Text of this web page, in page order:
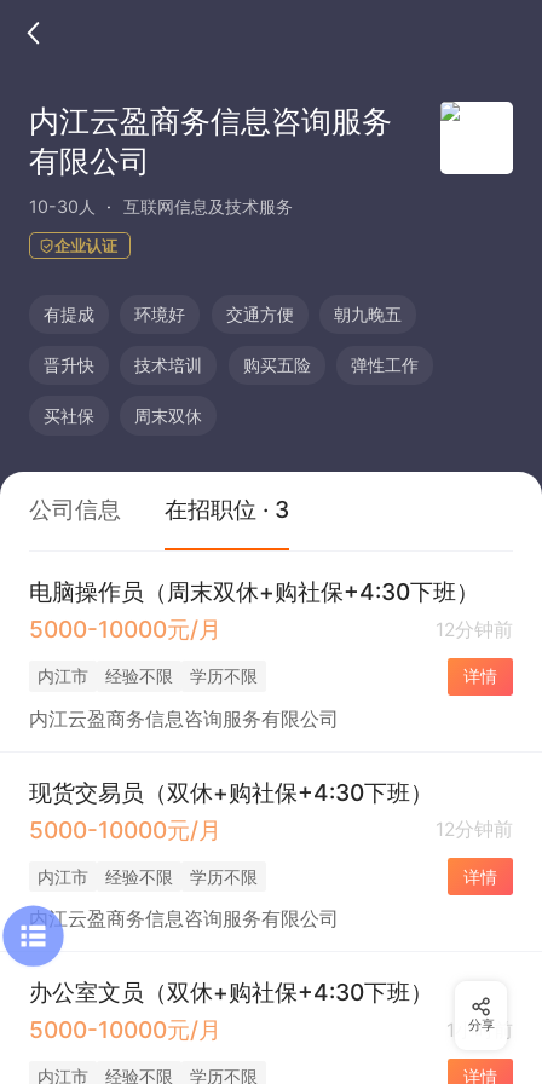
内江云盈商务信息咨询服务
有限公司
10-30人 互联网信息及技术服务
企业认证
有提成 环境好 交通方便 朝九晚五
晋升快 技术培训 购买五险 弹性工作
买社保 周末双休
公司信息 在招职位 · 3
电脑操作员（周末双休+购社保+4:30下班）
5000-10000元/月
12分钟前
内江市 经验不限 学历不限 详情
内江云盈商务信息咨询服务有限公司
现货交易员（双休+购社保+4:30下班）
5000-10000元/月
12分钟前
内江市 经验不限 学历不限 详情
内江云盈商务信息咨询服务有限公司
办公室文员（双休+购社保+4:30下班）
5000-10000元/月
1小时前
内江市 经验不限 学历不限 详情
分享